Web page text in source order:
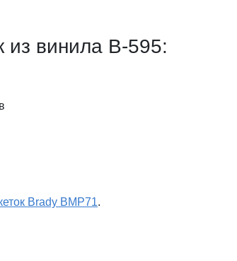
из винила В-595:
Brady BMP71.